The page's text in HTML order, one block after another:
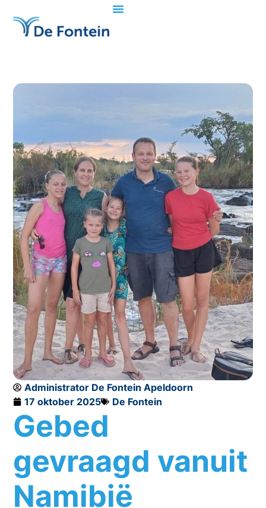
Administrator De Fontein Apeldoorn
17 oktober 2025
De Fontein
Gebed
gevraagd vanuit
Namibië